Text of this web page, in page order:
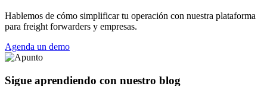
Hablemos de cómo simplificar tu operación con nuestra plataforma
para freight forwarders y empresas.
Agenda un demo
Sigue aprendiendo con nuestro blog